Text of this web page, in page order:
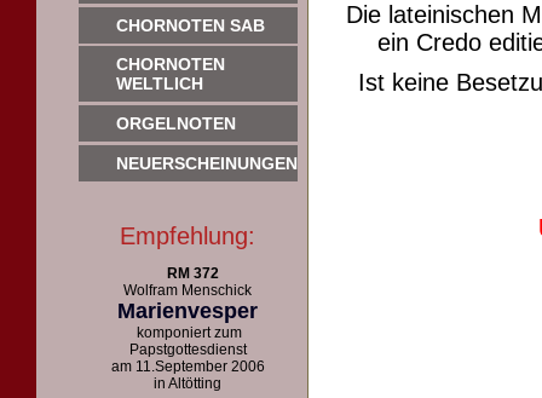
CHORNOTEN SAB
CHORNOTEN
WELTLICH
ORGELNOTEN
NEUERSCHEINUNGEN
Empfehlung:
RM 372
Wolfram Menschick
Marienvesper
komponiert zum
Papstgottesdienst
am 11.September 2006
in Altötting
Die lateinischen
ein Credo
Ist keine